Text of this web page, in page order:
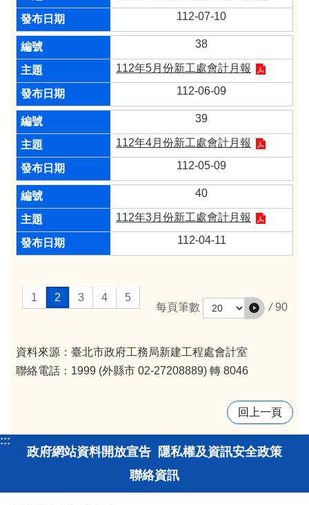
112-07-10
38
112年5月份新工處會計月報
112-06-09
39
112年4月份新工處會計月報
112-05-09
40
112年3月份新工處會計月報
112-04-11
1 2 3 4
5
每頁筆數
/ 90
資料來源：臺北市政府工務局新建工程處會計室
聯絡電話：1999 (外縣市 02-27208889) 轉 8046
回上一頁
:::
政府網站資料開放宣告 隱私權及資訊安全政策
聯絡資訊